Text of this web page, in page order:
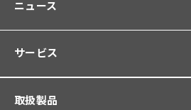
ニュース
サービス
取扱製品